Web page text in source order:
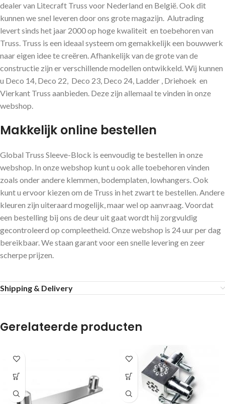
dealer van Litecraft Truss voor Nederland en België. Ook dit
kunnen we snel leveren door ons grote magazijn. Alutrading
levert sinds het jaar 2000 op hoge kwaliteit en toebehoren van
Truss. Truss is een ideaal systeem om gemakkelijk een bouwwerk
naar eigen idee te creëren. Afhankelijk van de grote van de
constructie zijn er verschillende modellen ontwikkeld. Wij kunnen
u Deco 14, Deco 22, Deco 23, Deco 24, Ladder , Driehoek en
Vierkant Truss aanbieden. Deze zijn allemaal te vinden in onze
webshop.
Makkelijk online bestellen
Global Truss Sleeve-Block is eenvoudig te bestellen in onze
webshop. In onze webshop kunt u ook alle toebehoren vinden
zoals onder andere klemmen, bodemplaten, lowhangers. Ook
kunt u ervoor kiezen om de Truss in het zwart te bestellen. Andere
kleuren zijn uiteraard mogelijk, maar wel op aanvraag. Voordat
een bestelling bij ons de deur uit gaat wordt hij zorgvuldig
gecontroleerd op compleetheid. Onze webshop is 24 uur per dag
bereikbaar. We staan garant voor een snelle levering en zeer
scherpe prijzen.
Shipping & Delivery
Gerelateerde producten